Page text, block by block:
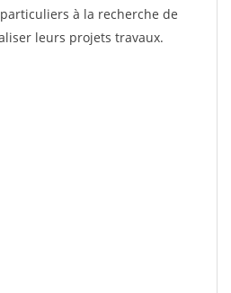
à la recherche de
leurs projets travaux.